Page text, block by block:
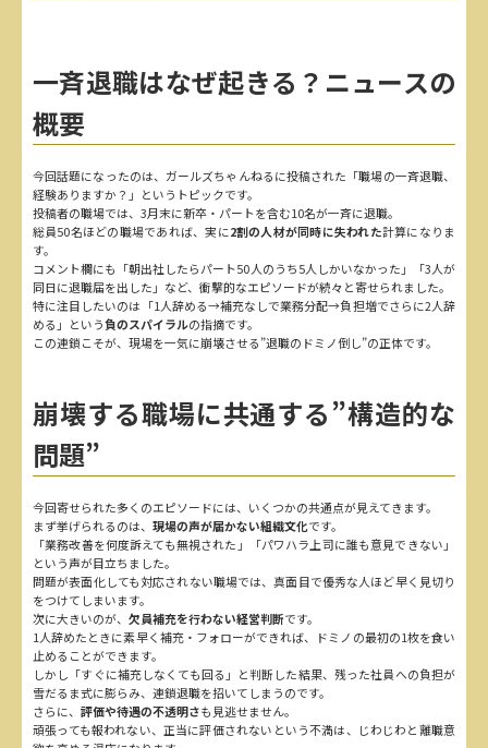
一斉退職はなぜ起きる？ニュースの
概要
今回話題になったのは、ガールズちゃんねるに投稿された「職場の一斉退職、
経験ありますか？」というトピックです。
投稿者の職場では、3月末に新卒・パートを含む10名が一斉に退職。
総員50名ほどの職場であれば、実に2割の人材が同時に失われた計算になりま
す。
コメント欄にも「朝出社したらパート50人のうち5人しかいなかった」「3人が
同日に退職届を出した」など、衝撃的なエピソードが続々と寄せられました。
特に注目したいのは「1人辞める→補充なしで業務分配→負担増でさらに2人辞
める」という負のスパイラルの指摘です。
この連鎖こそが、現場を一気に崩壊させる”退職のドミノ倒し”の正体です。
崩壊する職場に共通する”構造的な
問題”
今回寄せられた多くのエピソードには、いくつかの共通点が見えてきます。
まず挙げられるのは、 現場の声が届かない組織文化です。
「業務改善を何度訴えても無視された」「パワハラ上司に誰も意見できない」
という声が目立ちました。
問題が表面化しても対応されない職場では、真面目で優秀な人ほど早く見切り
をつけてしまいます。
次に大きいのが、 欠員補充を行わない経営判断です。
1人辞めたときに素早く補充・フォローができれば、ドミノの最初の1枚を食い
止めることができます。
しかし「すぐに補充しなくても回る」と判断した結果、残った社員への負担が
雪だるま式に膨らみ、連鎖退職を招いてしまうのです。
さらに、 評価や待遇の不透明さも見逃せません。
頑張っても報われない、正当に評価されないという不満は、じわじわと離職意